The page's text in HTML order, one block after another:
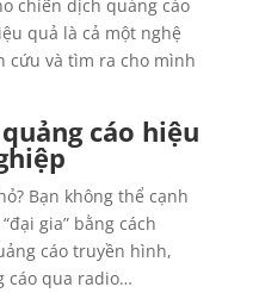
chiến dịch quảng cáo
quả là cả một nghệ
cứu và tìm ra cho mình
cáo hiệu
Bạn không thể cạnh
gia” bằng cách
cáo truyền hình,
cáo qua radio…